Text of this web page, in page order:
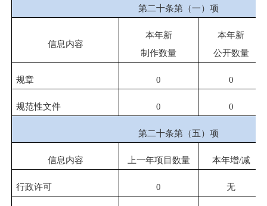
第二十条第（一）项
信息内容
本年新
制作数量
本年新
公开数量
规章 0 0
规范性文件 0 0
第二十条第（五）项
信息内容 上一年项目数量 本年增/减
行政许可 0 无